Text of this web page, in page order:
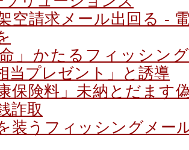
空請求メール出回る -
命」かたるフィッシン
当プレゼント」と誘導
保険料」未納とだます
詐取
装うフィッシングメー